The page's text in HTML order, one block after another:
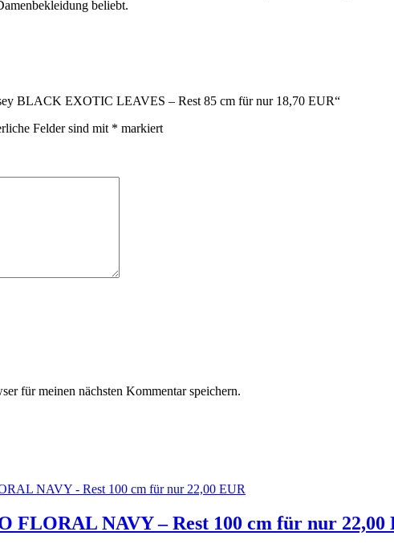
beliebt.
BLACK EXOTIC LEAVES – Rest 85 cm für nur 18,70 EUR“
Felder sind mit * markiert
für meinen nächsten Kommentar speichern.
FLORAL NAVY – Rest 100 cm für nur 22,00